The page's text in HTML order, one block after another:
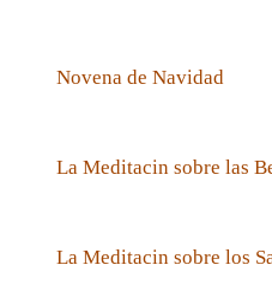
Novena de Navidad
La Meditacin sobre las
La Meditacin sobre los